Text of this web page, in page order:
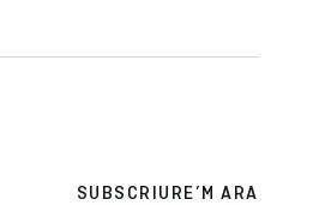
SUBSCRIURE’M ARA